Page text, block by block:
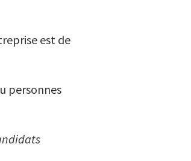
est de
personnes